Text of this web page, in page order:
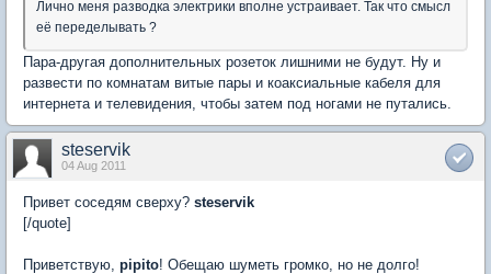
Лично меня разводка электрики вполне устраивает. Так что смысл
её переделывать ?
Пара-другая дополнительных розеток лишними не будут. Ну и
развести по комнатам витые пары и коаксиальные кабеля для
интернета и телевидения, чтобы затем под ногами не путались.
steservik
04 Aug 2011
Привет соседям сверху? steservik
[/quote]
Приветствую, pipito! Обещаю шуметь громко, но не долго!